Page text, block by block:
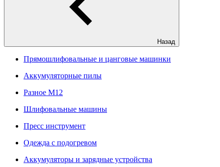
Назад
Прямошлифовальные и цанговые машинки
Аккумуляторные пилы
Разное M12
Шлифовальные машины
Пресс инструмент
Одежда с подогревом
Аккумуляторы и зарядные устройства